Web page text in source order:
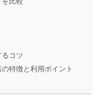
コツ
特徴と利用ポイント